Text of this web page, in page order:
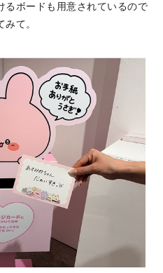
るボードも用意されているので
て。